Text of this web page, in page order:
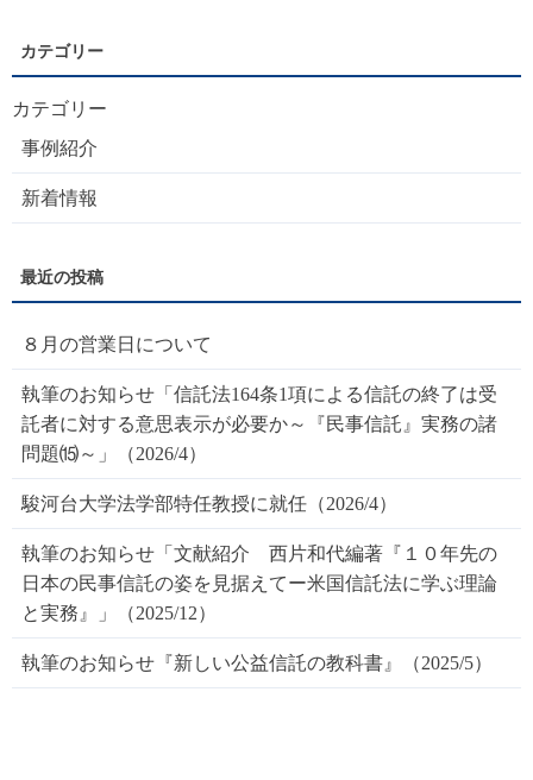
カテゴリー
事例紹介
新着情報
８月の営業日について
執筆のお知らせ「信託法164条1項による信託の終了は受
託者に対する意思表示が必要か～『民事信託』実務の諸
問題⒂～」（2026/4）
駿河台大学法学部特任教授に就任（2026/4）
執筆のお知らせ「文献紹介 西片和代編著『１０年先の
日本の民事信託の姿を見据えてー米国信託法に学ぶ理論
と実務』」（2025/12）
執筆のお知らせ『新しい公益信託の教科書』（2025/5）